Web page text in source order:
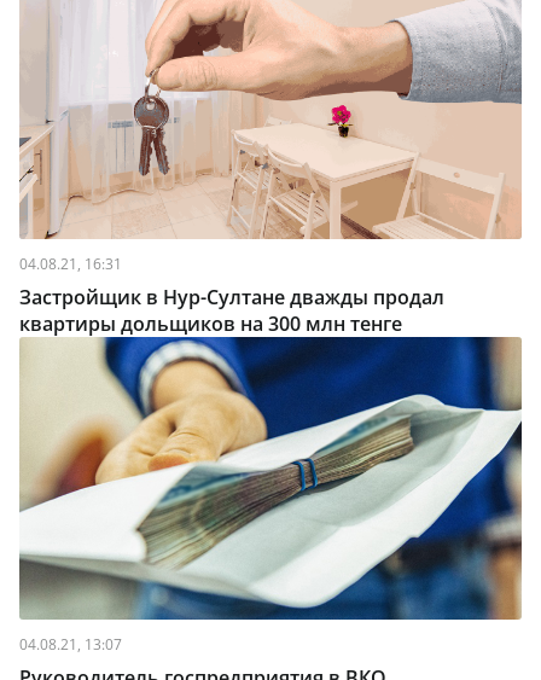
04.08.21, 16:31
Застройщик в Нур-Султане дважды продал
квартиры дольщиков на 300 млн тенге
04.08.21, 13:07